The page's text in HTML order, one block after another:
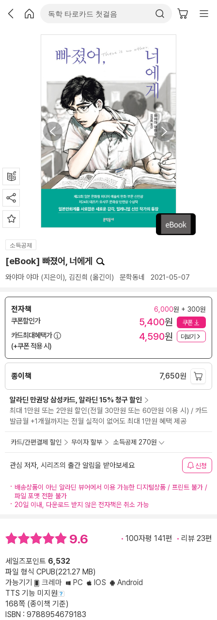
소득공제
[eBook] 빠졌어, 너에게
와야마 야마 (지은이), 김진희 (옮긴이) 문학동네 2021-05-07
전자책 6,000원 + 300원
쿠폰할인가 5,400원 쿠폰
카드최대혜택가
(+쿠폰 적용 시)
4,590원 더보기
종이책 7,650원
알라딘 만권당 삼성카드, 알라딘 15% 청구 할인
최대 1만원 또는 2만원 할인(전월 30만원 또는 60만원 이용 시) / 카드
발급월 +1개월까지는 전월 실적이 없어도 최대 1만원 혜택 제공
카드/간편결제 할인 무이자 할부 소득공제 270원
관심 저자, 시리즈의 출간 알림을 받아보세요 신청
배송상품이 아닌 알라딘 뷰어에서 이용 가능한 디지털상품 / 프린트 불가 /
파일 포맷 전환 불가
20일 이내, 다운로드 받지 않은 전자책은 취소 가능
9.6 100자평 141편 리뷰 23편
세일즈포인트 6,532
파일 형식 CPUB(221.27 MB)
가능기기
크레마 PC IOS
Android
TTS 기능 미지원
168쪽 (종이책 기준)
ISBN : 9788954679183